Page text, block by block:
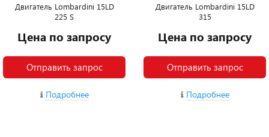
Двигатель Lombardini 15LD
225 S
Цена по запросу
Отправить запрос
Подробнее
Двигатель Lombardini 15LD
315
Цена по запросу
Отправить запрос
Подробнее